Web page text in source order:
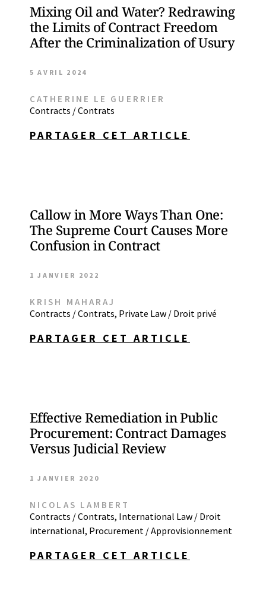
Mixing Oil and Water? Redrawing
the Limits of Contract Freedom
After the Criminalization of Usury
5 AVRIL 2024
CATHERINE LE GUERRIER
Contracts / Contrats
PARTAGER CET ARTICLE
Callow in More Ways Than One:
The Supreme Court Causes More
Confusion in Contract
1 JANVIER 2022
KRISH MAHARAJ
Contracts / Contrats, Private Law / Droit privé
PARTAGER CET ARTICLE
Effective Remediation in Public
Procurement: Contract Damages
Versus Judicial Review
1 JANVIER 2020
NICOLAS LAMBERT
Contracts / Contrats, International Law / Droit
international, Procurement / Approvisionnement
PARTAGER CET ARTICLE